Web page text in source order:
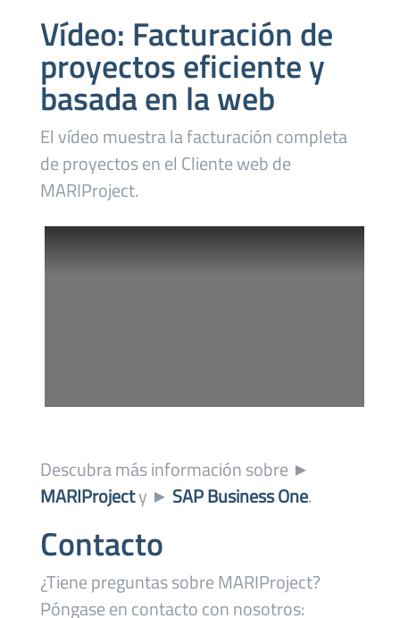
Vídeo: Facturación de
proyectos eficiente y
basada en la web
El vídeo muestra la facturación completa
de proyectos en el Cliente web de
MARIProject.
Descubra más información sobre ►
MARIProjecty ► SAP Business One.
Contacto
¿Tiene preguntas sobre MARIProject?
Póngase en contacto con nosotros: